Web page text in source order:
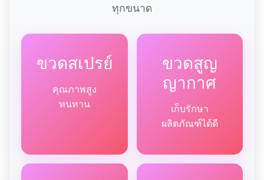
ทุกขนาด
ขวดสเปรย์
คุณภาพสูง
ทนทาน
ขวดสูญ
ญากาศ
เก็บรักษา
ผลิตภัณฑ์ได้ดี